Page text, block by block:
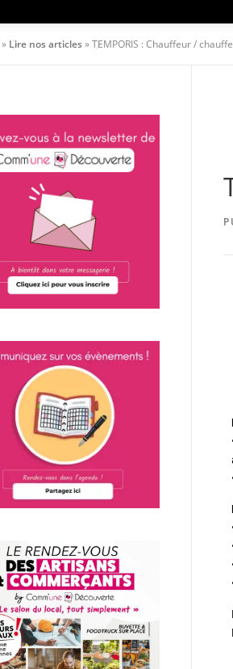
» Lire nos articles»TEMPORIS : Chauffeur /